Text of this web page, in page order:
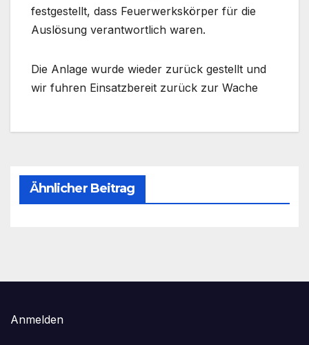
festgestellt, dass Feuerwerkskörper für die
Auslösung verantwortlich waren.
Die Anlage wurde wieder zurück gestellt und
wir fuhren Einsatzbereit zurück zur Wache
Ähnlicher Beitrag
Anmelden